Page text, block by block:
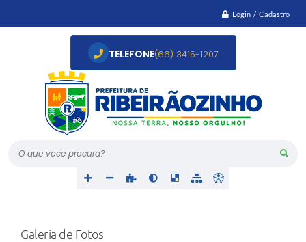
Login / Cadastro
O que voce procura?
TELEFONE(66) 3415-1207
Galeria de Fotos